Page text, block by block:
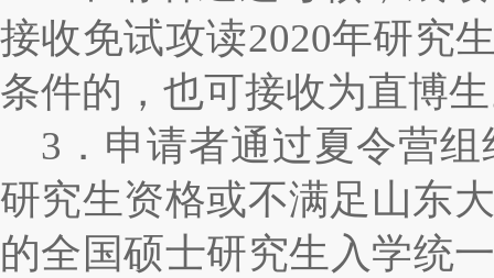
接收免试攻读2020年研究
条件的，也可接收为直博
3 ．申请者通过夏令营
研究生资格或不满足山东
的全国硕士研究生入学统